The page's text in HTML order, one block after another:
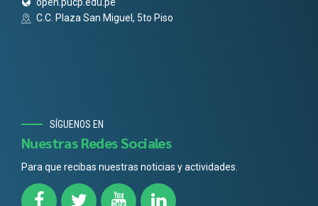
C.C. Plaza San Miguel, 5to Piso
SÍGUENOS EN
Nuestras Redes Sociales
Para que recibas nuestras noticias y actividades.